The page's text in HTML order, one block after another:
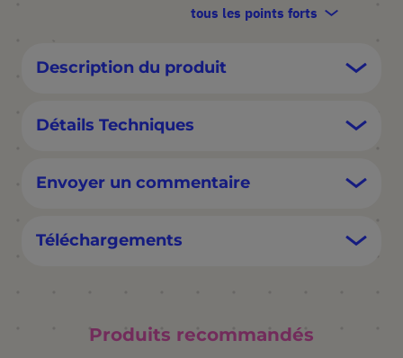
tous les points forts
Description du produit
Détails Techniques
Envoyer un commentaire
Téléchargements
Produits recommandés